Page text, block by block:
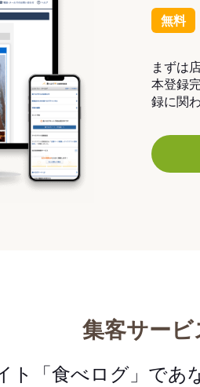
無料
まずは
本登録
録に関
集客サービ
ト「食べログ」で